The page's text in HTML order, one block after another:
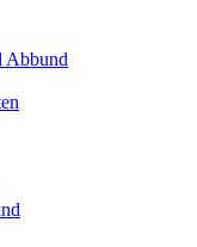
Abbund